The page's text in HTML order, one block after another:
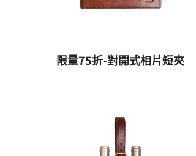
限量75折-對開式相片短夾